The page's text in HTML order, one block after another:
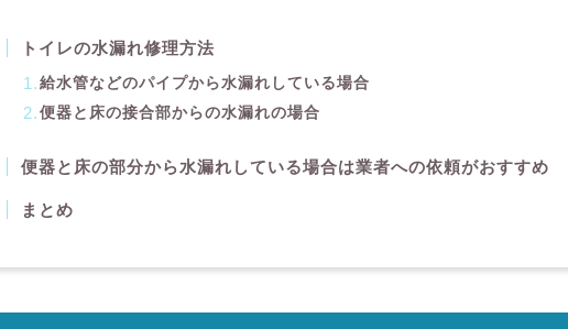
トイレの水漏れ修理方法
給水管などのパイプから水漏れしている場合
便器と床の接合部からの水漏れの場合
便器と床の部分から水漏れしている場合は業者への依頼がおすすめ
まとめ